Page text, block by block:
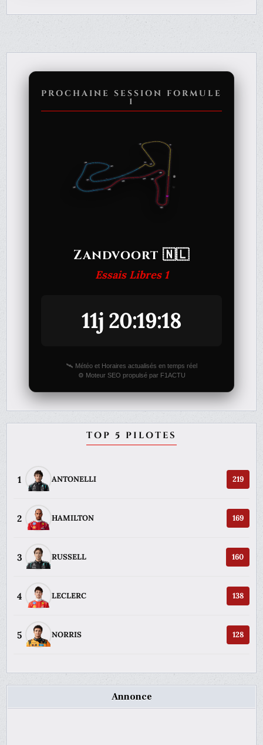
PROCHAINE SESSION FORMULE
1
Zandvoort 🇳🇱
Essais Libres 1
11j 20:19:18
🛰️ Météo et Horaires actualisés en temps réel
⚙️ Moteur SEO propulsé par F1ACTU
TOP 5 PILOTES
1 ANTONELLI 219
2 HAMILTON 169
3 RUSSELL 160
4 LECLERC 138
5 NORRIS 128
Annonce